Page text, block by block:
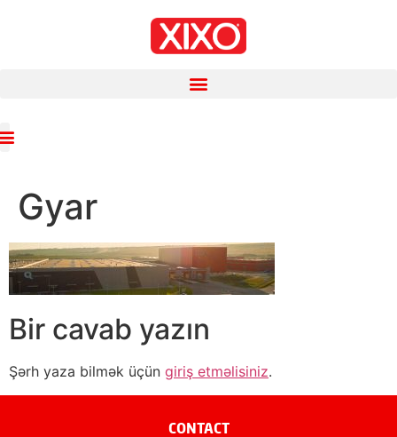
Gyar
Bir cavab yazın
Şərh yaza bilmək üçün giriş etməlisiniz.
CONTACT